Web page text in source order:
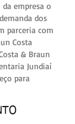
empresa o
dos
parceria com
Costa
& Braun
Jundiaí
para